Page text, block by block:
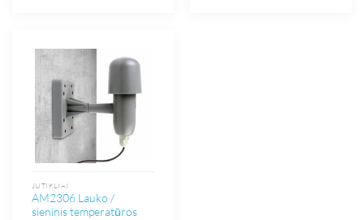
JUTIKLIAI
AM2306 Lauko /
sieninis temperatūros